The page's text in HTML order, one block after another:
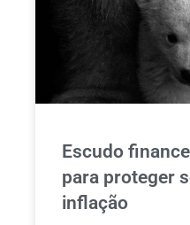
Escudo
para proteger
inflação